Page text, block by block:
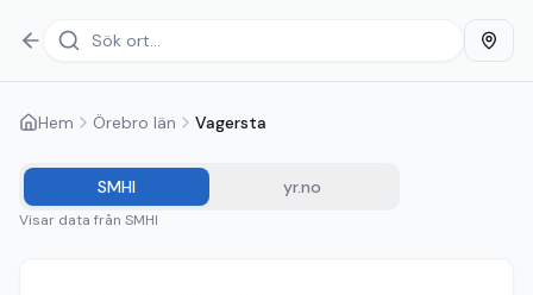
Hem Örebro län Vagersta
SMHI yr.no
Visar data från SMHI